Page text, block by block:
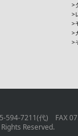
594-7211(代) FAX
Reserved.